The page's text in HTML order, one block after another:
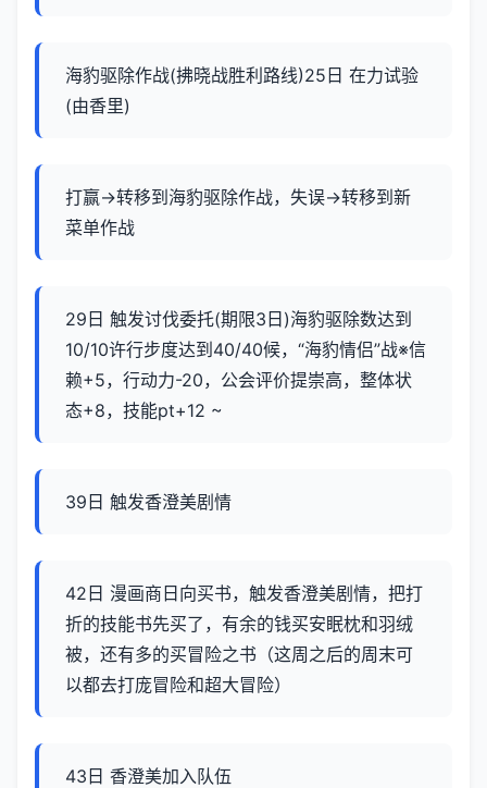
海豹驱除作战(拂晓战胜利路线)25日 在力试验
(由香里)
打赢→转移到海豹驱除作战，失误→转移到新
菜单作战
29日 触发讨伐委托(期限3日)海豹驱除数达到
10/10许行步度达到40/40候，“海豹情侣”战※信
赖+5，行动力-20，公会评价提崇高，整体状
态+8，技能pt+12 ~
39日 触发香澄美剧情
42日 漫画商日向买书，触发香澄美剧情，把打
折的技能书先买了，有余的钱买安眠枕和羽绒
被，还有多的买冒险之书（这周之后的周末可
以都去打庞冒险和超大冒险）
43日 香澄美加入队伍